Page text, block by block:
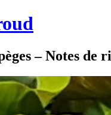
– Notes de